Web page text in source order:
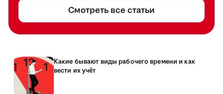
Смотреть все статьи
Какие бывают виды рабочего времени и как
вести их учёт